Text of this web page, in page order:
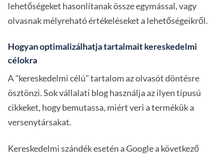
lehetőségeket hasonlítanak össze egymással, vagy
olvasnak mélyreható értékeléseket a lehetőségeikről.
Hogyan optimalizálhatja tartalmait kereskedelmi
célokra
A "kereskedelmi célú" tartalom az olvasót döntésre
ösztönzi. Sok vállalati blog használja az ilyen típusú
cikkeket, hogy bemutassa, miért veri a termékük a
versenytársakat.
Kereskedelmi szándék esetén a Google a következő